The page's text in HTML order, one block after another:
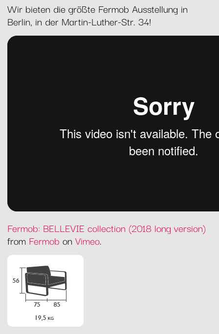
Wir bieten die größte Fermob Ausstellung in
Berlin, in der Martin-Luther-Str. 34!
Fermob: BELLEVIE collection (2018 long version)
from Fermob on Vimeo.